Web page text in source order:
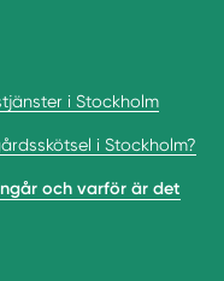
i Stockholm
i Stockholm?
och varför är det